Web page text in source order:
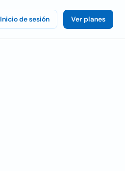
Inicio de sesión Ver planes